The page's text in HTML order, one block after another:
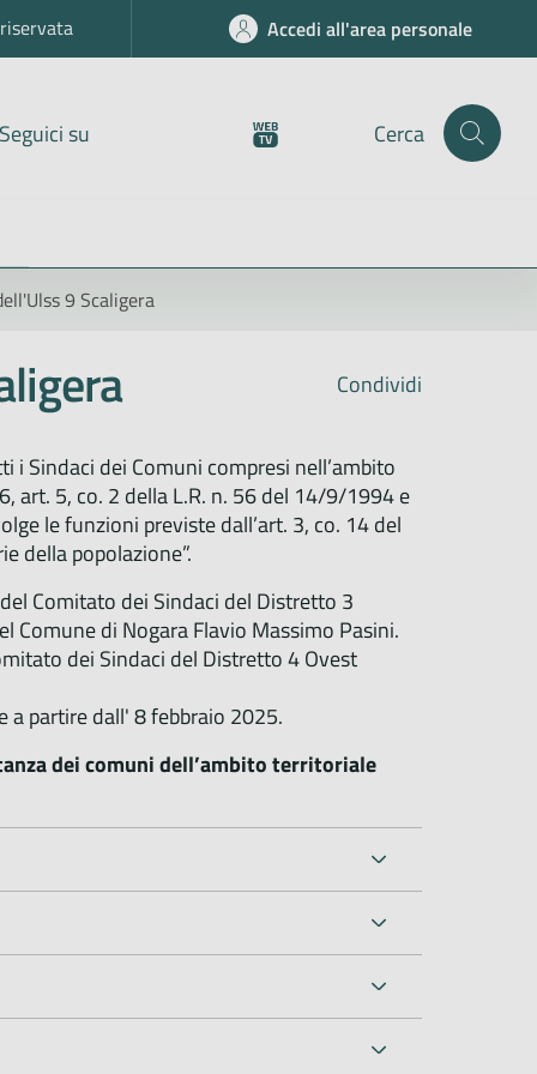
Accedi all'area personale
Seguici su Cerca
9 Scaligera
Condividi
i Sindaci dei Comuni compresi nell’ambito
art. 5, co. 2 della L.R. n. 56 del 14/9/1994 e
le funzioni previste dall’art. 3, co. 14 del
della popolazione”.
Comitato dei Sindaci del Distretto 3
Comune di Nogara Flavio Massimo Pasini.
dei Sindaci del Distretto 4 Ovest
a partire dall' 8 febbraio 2025.
dei comuni dell’ambito territoriale